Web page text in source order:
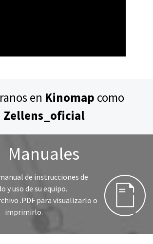
en Kinomap como
Zellens_oficial
Manuales
de instrucciones de
y uso de su equipo.
.PDF para visualizarlo o
imprimirlo.